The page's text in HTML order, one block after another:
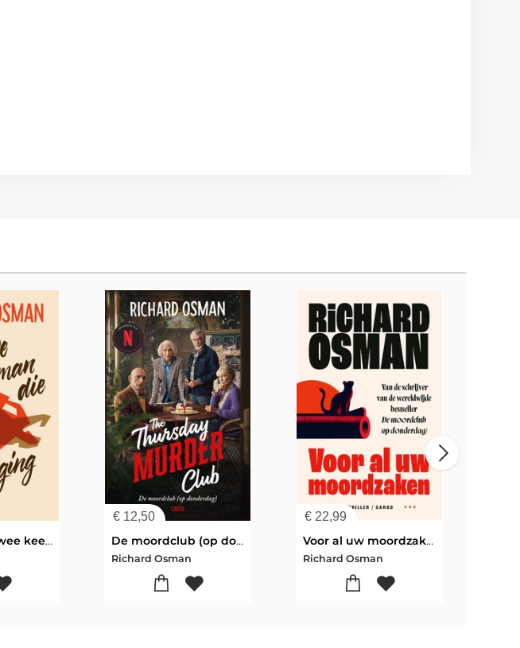
De man die twee keer doodging
€12,50
De moordclub (op donderdag)
Richard Osman
€ 22,99
Voor al uw moordzaken
Richard Osman